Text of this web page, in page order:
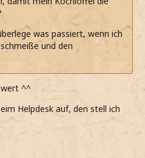
was passiert, wenn ich
und den
wert ^^
Helpdesk auf, den stell ich